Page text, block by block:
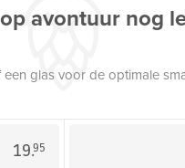
avontuur nog
glas voor de optimale
19.95